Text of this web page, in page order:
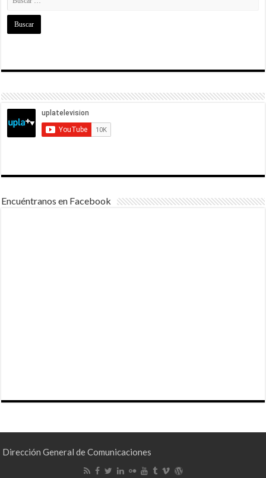
Encuéntranos en Facebook
Dirección General de Comunicaciones